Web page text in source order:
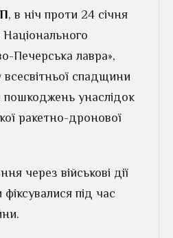
, в ніч проти 24 січня
Печерська лавра»,
спадщини
унаслідок
ракетно-дронової
через військові дії
під час